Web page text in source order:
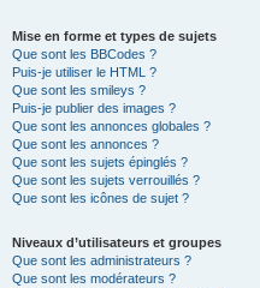
Mise en forme et types de sujets
Que sont les BBCodes ?
Puis-je utiliser le HTML ?
Que sont les smileys ?
Puis-je publier des images ?
Que sont les annonces globales ?
Que sont les annonces ?
Que sont les sujets épinglés ?
Que sont les sujets verrouillés ?
Que sont les icônes de sujet ?
Niveaux d’utilisateurs et groupes
Que sont les administrateurs ?
Que sont les modérateurs ?